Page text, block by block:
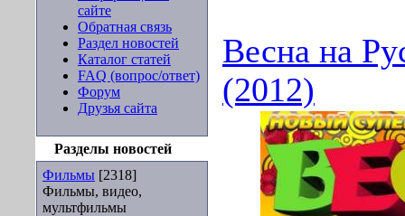
сайте
Обратная связь
Раздел новостей
Каталог статей
FAQ (вопрос/ответ)
Форум
Друзья сайта
Разделы новостей
Фильмы [2318]
Фильмы, видео,
мультфильмы
Весна на
(2012)